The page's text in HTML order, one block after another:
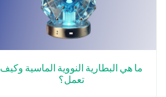
ما هي البطارية النووية الماسية وكيف
تعمل؟